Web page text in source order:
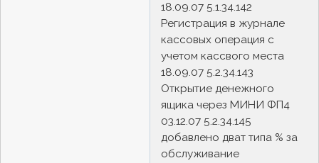
18.09.07 5.1.34.142
Регистрация в журнале
кассовых операция с
учетом кассвого места
18.09.07 5.2.34.143
Открытие денежного
ящика через МИНИ ФП4
03.12.07 5.2.34.145
добавлено дват типа % за
обслуживание